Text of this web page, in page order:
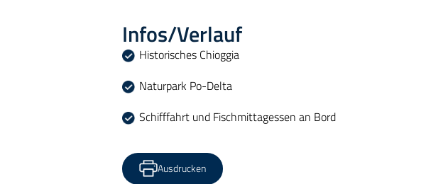
Infos/Verlauf
Historisches Chioggia
Naturpark Po-Delta
Schifffahrt und Fischmittagessen an Bord
Ausdrucken